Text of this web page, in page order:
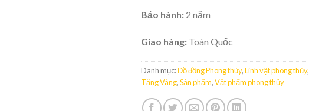
Bảo hành: 2 năm
Giao hàng: Toàn Quốc
Danh mục:Đồ đồng Phong thủy,Linh vật phong thủy,
Tặng Vàng,Sản phẩm,Vật phẩm phong thủy